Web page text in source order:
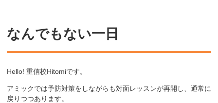
なんでもない一日
Hello! 重信校Hitomiです。
アミックでは予防対策をしながらも対面レッスンが再開し、通常に
戻りつつあります。